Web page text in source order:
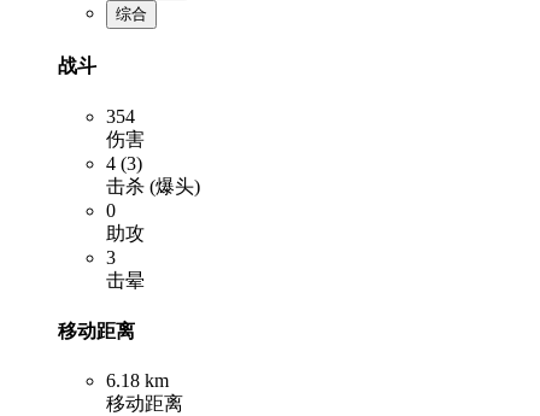
综合
战斗
354
伤害
4 (3)
击杀 (爆头)
0
助攻
3
击晕
移动距离
6.18 km
移动距离